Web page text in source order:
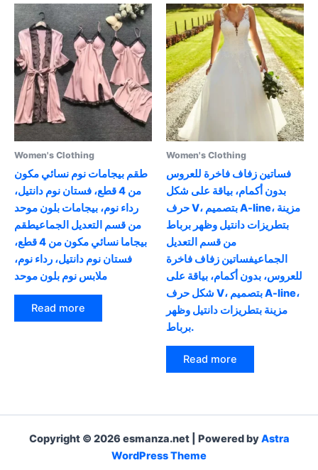
Women's Clothing
طقم بيجامات نوم نسائي مكون
من 4 قطع، فستان نوم دانتيل،
رداء نوم، بيجامات بلون موحد
من قسم التعديل الجماعيطقم
بيجاما نسائي مكون من 4 قطع،
فستان نوم دانتيل، رداء نوم،
ملابس نوم بلون موحد
Read more
Women's Clothing
فساتين زفاف فاخرة للعروس
بدون أكمام، بياقة على شكل
حرف V، بتصميم A-line، مزينة
بتطريزات دانتيل وظهر برباط
من قسم التعديل
الجماعيفساتين زفاف فاخرة
للعروس، بدون أكمام، بياقة على
شكل حرف V، بتصميم A-line،
مزينة بتطريزات دانتيل وظهر
برباط.
Read more
Copyright © 2026 esmanza.net | Powered byAstra
WordPress Theme